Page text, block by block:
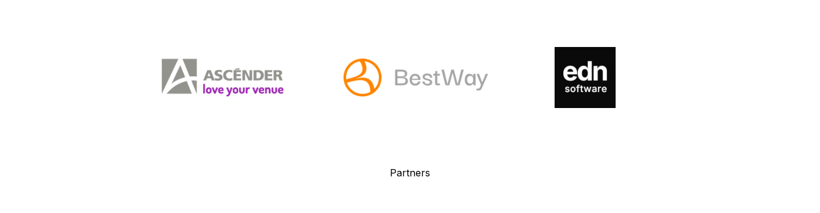
Partners